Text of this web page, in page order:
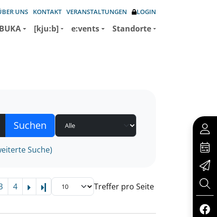
UNS KONTAKT VERANSTALTUNGEN LOGIN
[kju:b] e:vents Standorte
Suche)
4 Letzte Seite Treffer pro Seite